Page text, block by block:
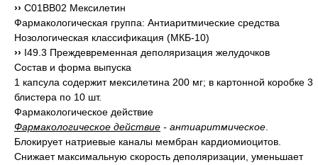
›› C01BB02 Мексилетин
Фармакологическая группа: Антиаритмические средства
Нозологическая классификация (МКБ-10)
›› I49.3 Преждевременная деполяризация желудочков
Состав и форма выпуска
1 капсула содержит мексилетина 200 мг; в картонной коробке 3
блистера по 10 шт.
Фармакологическое действие
Фармакологическое действие - антиаритмическое
Блокирует натриевые каналы мембран кардиомиоцитов.
Снижает максимальную скорость деполяризации, уменьшает